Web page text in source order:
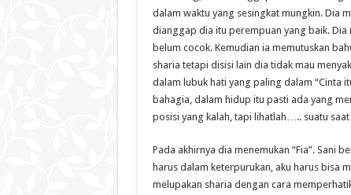
dalam waktu yang sesingkat mungkin. Dia
dianggap dia itu perempuan yang baik.
belum cocok. Kemudian ia memutuskan
sharia tetapi disisi lain dia tidak mau
dalam lubuk hati yang paling dalam “Cinta
bahagia, dalam hidup itu pasti ada yang
posisi yang kalah, tapi lihatlah….. suatu
Pada akhirnya dia menemukan “Fia”. Sani
harus dalam keterpurukan, aku harus bisa
melupakan sharia dengan cara